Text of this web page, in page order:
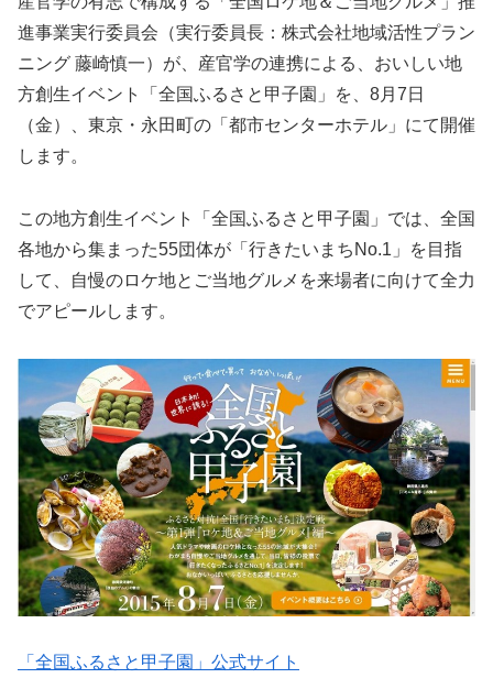
進事業実行委員会（実行委員長：株式会社地域活性プラン
ニング 藤崎慎一）が、産官学の連携による、おいしい地
方創生イベント「全国ふるさと甲子園」を、8月7日
（金）、東京・永田町の「都市センターホテル」にて開催
します。
この地方創生イベント「全国ふるさと甲子園」では、全国
各地から集まった55団体が「行きたいまちNo.1」を目指
して、自慢のロケ地とご当地グルメを来場者に向けて全力
でアピールします。
「全国ふるさと甲子園」公式サイト